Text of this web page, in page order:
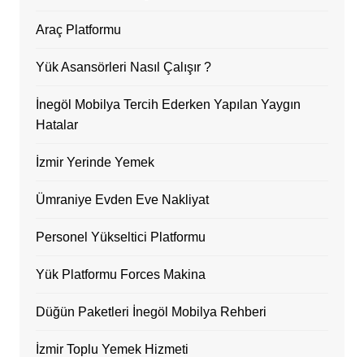
Araç Platformu
Yük Asansörleri Nasıl Çalışır ?
İnegöl Mobilya Tercih Ederken Yapılan Yaygın
Hatalar
İzmir Yerinde Yemek
Ümraniye Evden Eve Nakliyat
Personel Yükseltici Platformu
Yük Platformu Forces Makina
Düğün Paketleri İnegöl Mobilya Rehberi
İzmir Toplu Yemek Hizmeti